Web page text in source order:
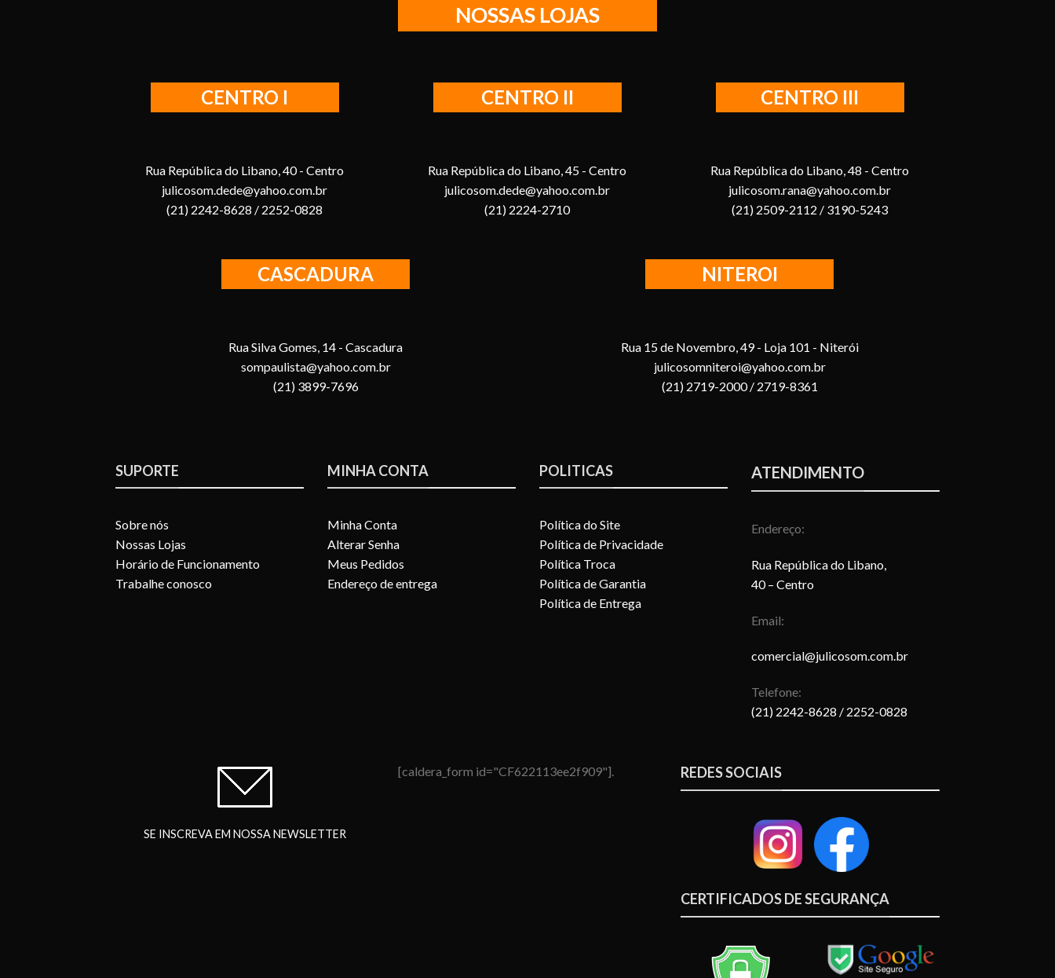
NOSSAS LOJAS
CENTRO I
Rua República do Libano, 40 - Centro
julicosom.dede@yahoo.com.br
(21) 2242-8628 / 2252-0828
CENTRO II
Rua República do Libano, 45 - Centro
julicosom.dede@yahoo.com.br
(21) 2224-2710
CENTRO III
Rua República do Libano, 48 - Centro
julicosom.rana@yahoo.com.br
(21) 2509-2112 / 3190-5243
CASCADURA
Rua Silva Gomes, 14 - Cascadura
sompaulista@yahoo.com.br
(21) 3899-7696
NITEROI
Rua 15 de Novembro, 49 - Loja 101 - Niterói
julicosomniteroi@yahoo.com.br
(21) 2719-2000 / 2719-8361
SUPORTE
Sobre nós
Nossas Lojas
Horário de Funcionamento
Trabalhe conosco
MINHA CONTA
Minha Conta
Alterar Senha
Meus Pedidos
Endereço de entrega
POLITICAS
Política do Site
Política de Privacidade
Política Troca
Política de Garantia
Política de Entrega
ATENDIMENTO
Endereço:
Rua República do Libano,
40 – Centro
Email:
comercial@julicosom.com.br
Telefone:
(21) 2242-8628 / 2252-0828
SE INSCREVA EM NOSSA NEWSLETTER
[caldera_form id="CF622113ee2f909"]. REDES SOCIAIS
CERTIFICADOS DE SEGURANÇA